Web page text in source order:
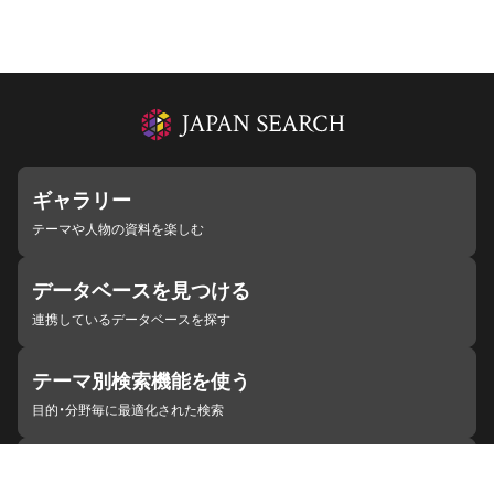
ギャラリー
テーマや人物の資料を楽しむ
データベースを見つける
連携しているデータベースを探す
テーマ別検索機能を使う
目的・分野毎に最適化された検索